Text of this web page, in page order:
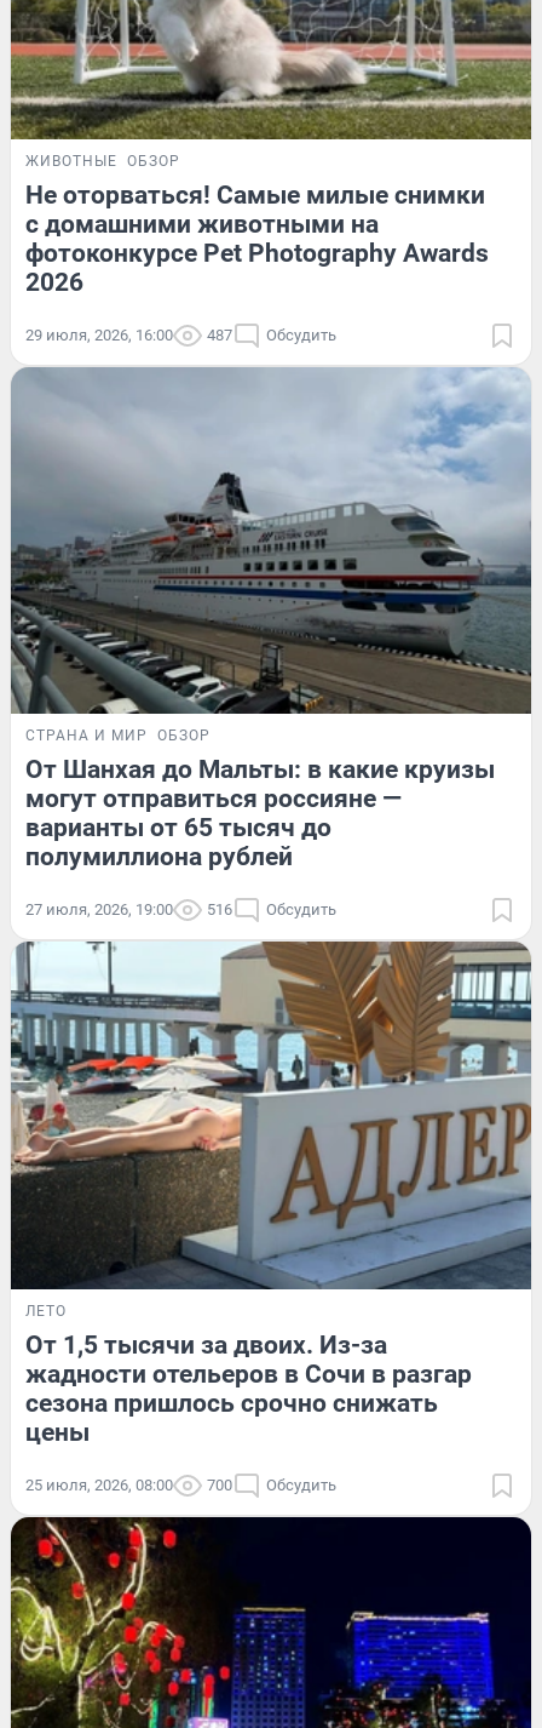
ЖИВОТНЫЕ ОБЗОР
Не оторваться! Самые милые снимки
с домашними животными на
фотоконкурсе Pet Photography Awards
2026
29 июля, 2026, 16:00 487 Обсудить
СТРАНА И МИР ОБЗОР
От Шанхая до Мальты: в какие круизы
могут отправиться россияне —
варианты от 65 тысяч до
полумиллиона рублей
27 июля, 2026, 19:00 516 Обсудить
ЛЕТО
От 1,5 тысячи за двоих. Из-за
жадности отельеров в Сочи в разгар
сезона пришлось срочно снижать
цены
25 июля, 2026, 08:00 700 Обсудить